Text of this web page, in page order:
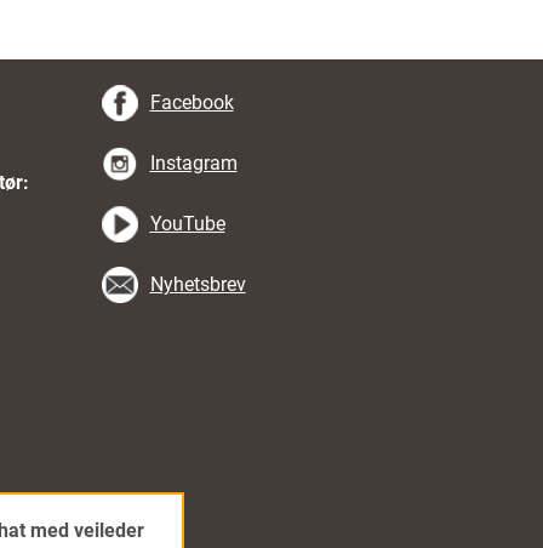
med veileder
Facebook
Instagram
YouTube
Nyhetsbrev